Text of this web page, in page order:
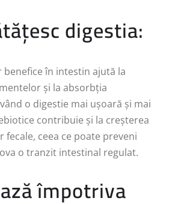
digestia:
în intestin ajută la
și la absorbția
o digestie mai ușoară și mai
contribuie și la creșterea
ceea ce poate preveni
o tranzit intestinal regulat.
împotriva